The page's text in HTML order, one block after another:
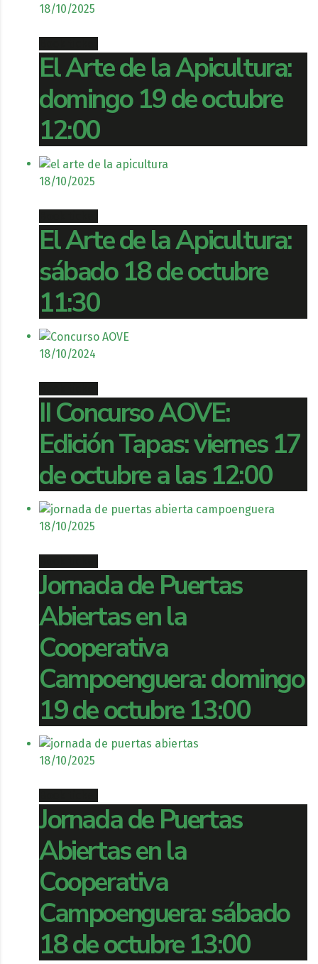
18/10/2025
El Arte de la Apicultura:
domingo 19 de octubre
12:00
18/10/2025
El Arte de la Apicultura:
sábado 18 de octubre
11:30
18/10/2024
II Concurso AOVE:
Edición Tapas: viernes 17
de octubre a las 12:00
18/10/2025
Jornada de Puertas
Abiertas en la
Cooperativa
Campoenguera: domingo
19 de octubre 13:00
18/10/2025
Jornada de Puertas
Abiertas en la
Cooperativa
Campoenguera: sábado
18 de octubre 13:00